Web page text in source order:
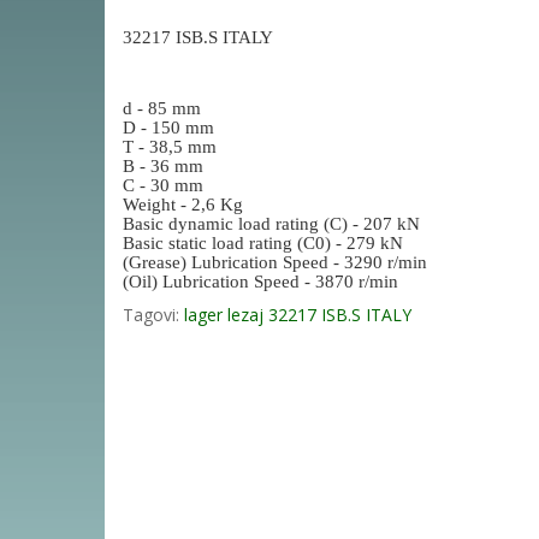
32217 ISB.S ITALY
d - 85 mm
D - 150 mm
T - 38,5 mm
B - 36 mm
C - 30 mm
Weight - 2,6 Kg
Basic dynamic load rating (C) - 207 kN
Basic static load rating (C0) - 279 kN
(Grease) Lubrication Speed - 3290 r/min
(Oil) Lubrication Speed - 3870 r/min
Tagovi: lager lezaj 32217 ISB.S ITALY